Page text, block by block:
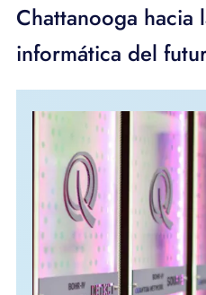
Teléfono
APOYO
IDIOMA
Chattanooga hacia
informática del